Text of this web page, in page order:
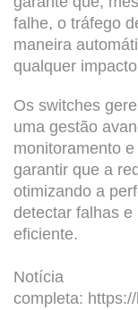
falhe, o tráfego
maneira
qualquer
Os switches
uma gestão
monitoramento
garantir que a
otimizando a
detectar falhas
eficiente.
Notícia
completa: